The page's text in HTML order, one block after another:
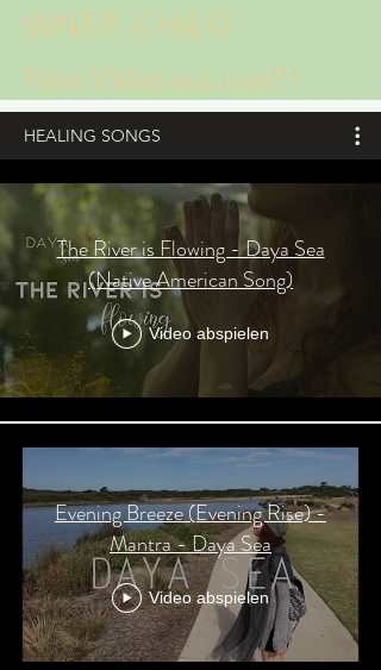
INNER CHILD
New Video out now!!!
HEALING SONGS
The River is Flowing - Daya Sea
(Native American Song)
Video abspielen
Evening Breeze (Evening Rise) -
Mantra - Daya Sea
Video abspielen